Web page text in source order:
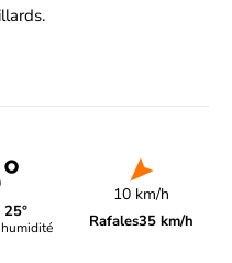
25°
10 km/h
Rafales35 km/h